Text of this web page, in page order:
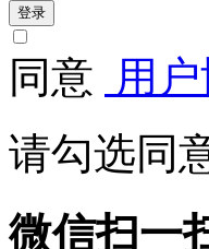
登录
同意 用
请勾选同
微信扫一